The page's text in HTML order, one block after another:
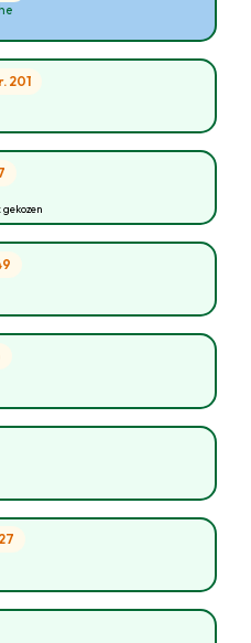
201
gekozen